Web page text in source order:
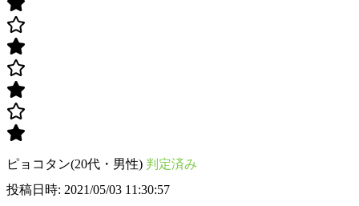
ピョコタン(20代・男性) 判定済み
投稿日時: 2021/05/03 11:30:57